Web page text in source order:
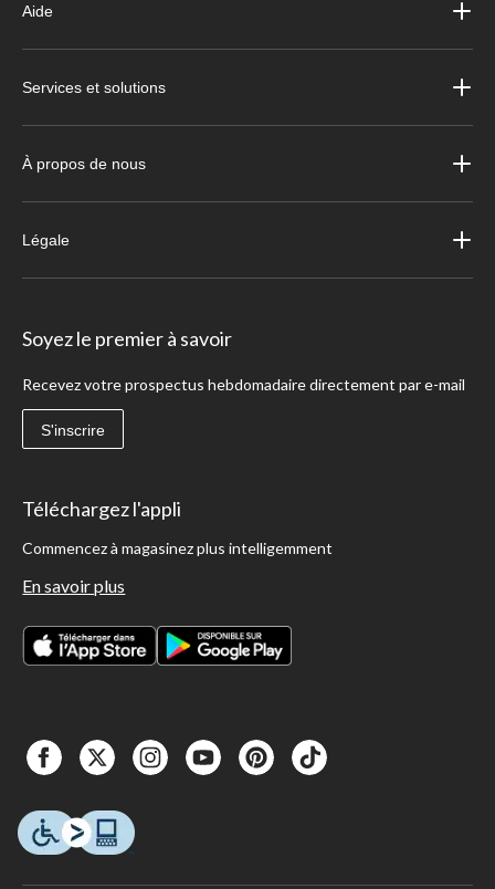
Aide
Services et solutions
À propos de nous
Légale
Soyez le premier à savoir
Recevez votre prospectus hebdomadaire directement par e-mail
S'inscrire
Téléchargez l'appli
Commencez à magasinez plus intelligemment
En savoir plus